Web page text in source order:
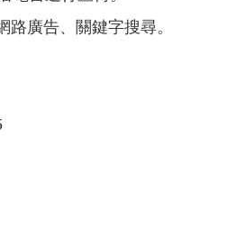
廣告、關鍵字搜尋。